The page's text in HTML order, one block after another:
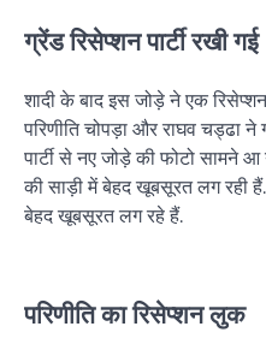
ग्रेंड रिसेप्शन पार्टी रखी गई
शादी के बाद इस जोड़े ने एक
परिणीति चोपड़ा और राघव चड्ढा
पार्टी से नए जोड़े की फोटो सामने
की साड़ी में बेहद खूबसूरत लग रही
बेहद खूबसूरत लग रहे हैं.
परिणीति का रिसेप्शन लुक